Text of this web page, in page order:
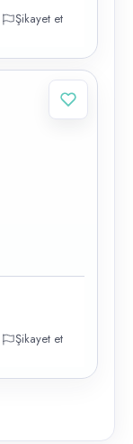
Şikayet et
Şikayet et